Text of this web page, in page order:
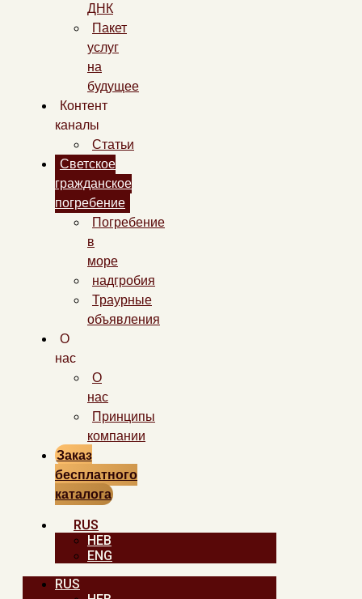
ДНК
Пакет
услуг
на
будущее
Контент
каналы
Статьи
Светское
гражданское
погребение
Погребение
в
море
надгробия
Траурные
объявления
О
нас
О
нас
Принципы
компании
Заказ
бесплатного
каталога
RUS
HEB
ENG
RUS